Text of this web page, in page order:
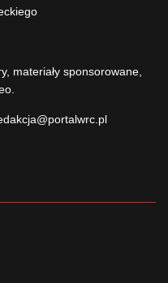
materiały sponsorowane,